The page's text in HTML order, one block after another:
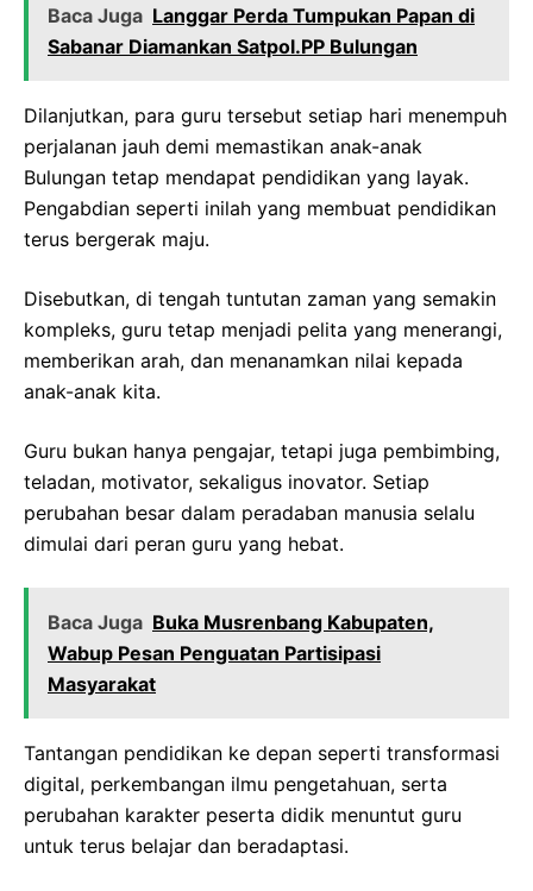
Baca Juga ‎Langgar Perda Tumpukan Papan di
Sabanar Diamankan Satpol.PP Bulungan‎
Dilanjutkan, para guru tersebut setiap hari menempuh
perjalanan jauh demi memastikan anak-anak
Bulungan tetap mendapat pendidikan yang layak.
Pengabdian seperti inilah yang membuat pendidikan
terus bergerak maju.
Disebutkan, di tengah tuntutan zaman yang semakin
kompleks, guru tetap menjadi pelita yang menerangi,
memberikan arah, dan menanamkan nilai kepada
anak-anak kita.
Guru bukan hanya pengajar, tetapi juga pembimbing,
teladan, motivator, sekaligus inovator. Setiap
perubahan besar dalam peradaban manusia selalu
dimulai dari peran guru yang hebat.
Baca Juga Buka Musrenbang Kabupaten,
Wabup Pesan Penguatan Partisipasi
Masyarakat
Tantangan pendidikan ke depan seperti transformasi
digital, perkembangan ilmu pengetahuan, serta
perubahan karakter peserta didik menuntut guru
untuk terus belajar dan beradaptasi.